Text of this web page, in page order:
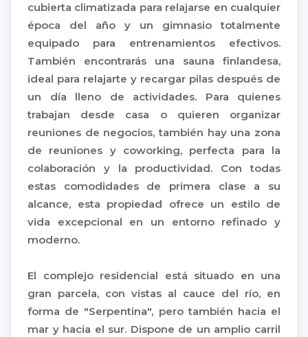
cubierta climatizada para relajarse en cualquier
época del año y un gimnasio totalmente
equipado para entrenamientos efectivos.
También encontrarás una sauna finlandesa,
ideal para relajarte y recargar pilas después de
un día lleno de actividades. Para quienes
trabajan desde casa o quieren organizar
reuniones de negocios, también hay una zona
de reuniones y coworking, perfecta para la
colaboración y la productividad. Con todas
estas comodidades de primera clase a su
alcance, esta propiedad ofrece un estilo de
vida excepcional en un entorno refinado y
moderno.
El complejo residencial está situado en una
gran parcela, con vistas al cauce del río, en
forma de "Serpentina", pero también hacia el
mar y hacia el sur. Dispone de un amplio carril